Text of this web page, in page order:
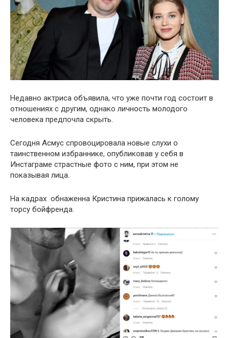
Недавно актриса объявила, что уже почти год состоит в
отношениях с другим, однако личность молодого
человека предпочла скрыть.
Сегодня Асмус спровоцировала новые слухи о
таинственном избраннике, опубликовав у себя в
Инстаграме страстные фото с ним, при этом не
показывая лица.
На кадрах обнаженна Кристина прижалась к голому
торсу бойфренда.